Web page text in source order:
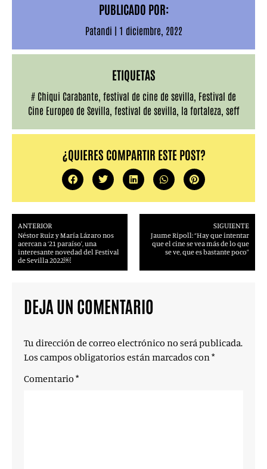
PUBLICADO POR:
Patandi | 1 diciembre, 2022
ETIQUETAS
# Chiqui Carabante festival de cine de sevilla Festival de
Cine Europeo de Sevilla festival de sevilla la fortaleza seff
¿QUIERES COMPARTIR ESTE POST?
ANTERIOR
Néstor Ruiz y María Lázaro nos
acercan a ‘21 paraíso’, una
interesante novedad del Festival
de Sevilla 2022￼
SIGUIENTE
Jaume Ripoll: “Hay que intentar
que el cine se vea más de lo que
se ve, que es bastante poco”
DEJA UN COMENTARIO
Tu dirección de correo electrónico no será publicada.
Los campos obligatorios están marcados con*
Comentario *